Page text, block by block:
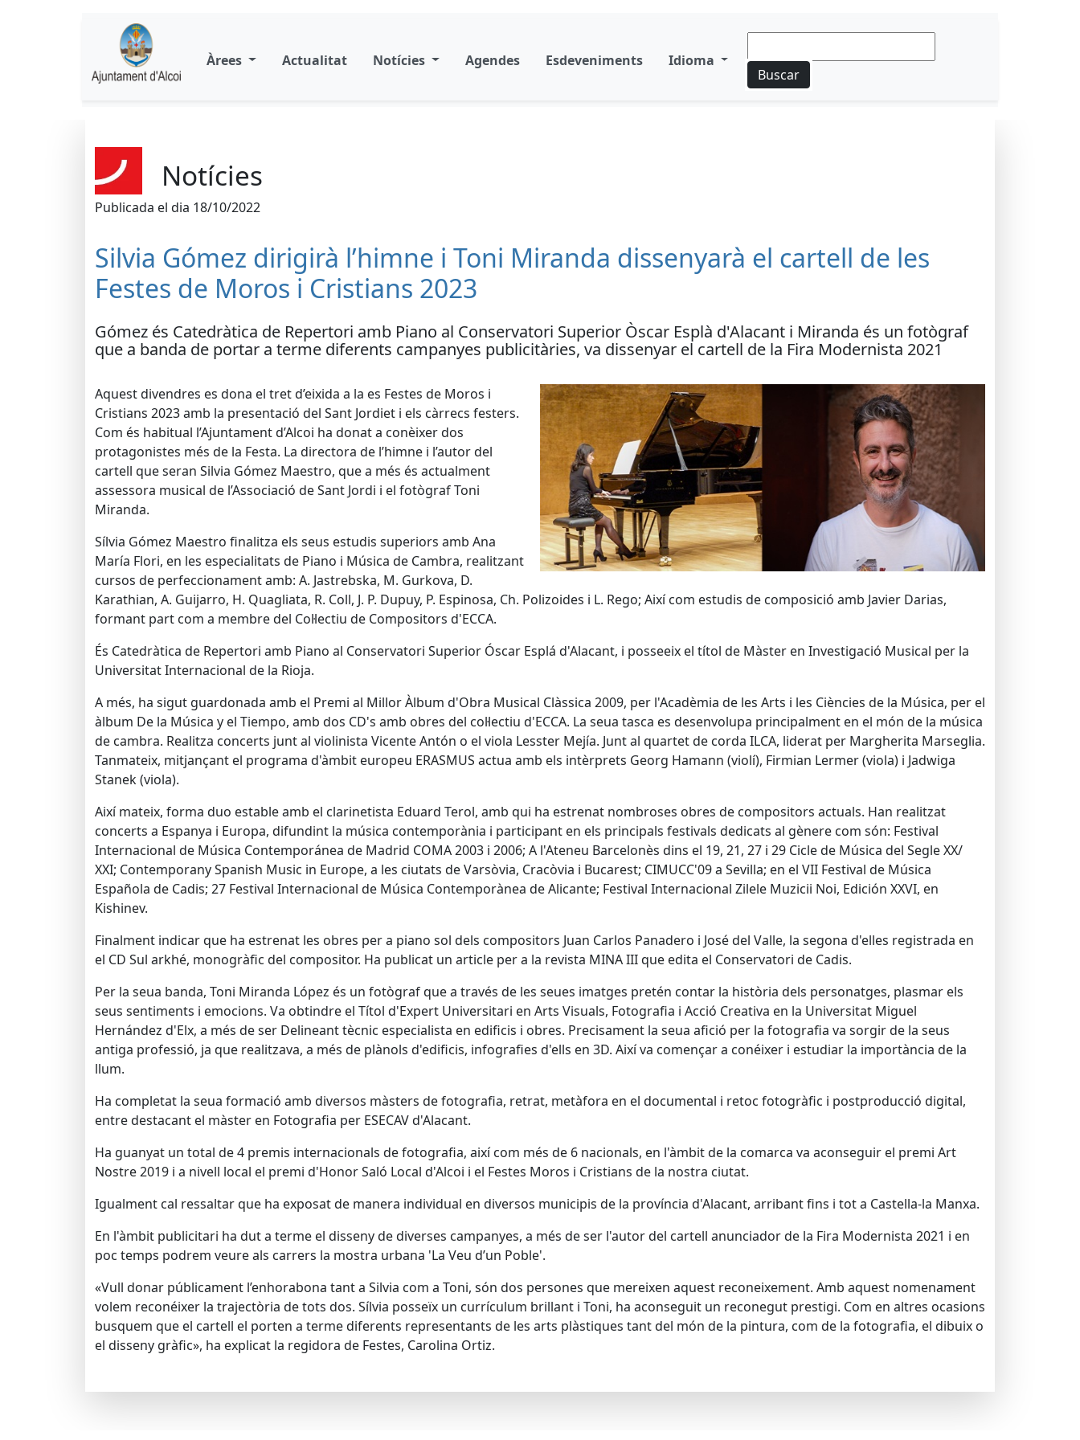
Àrees Actualitat Notícies Agendes Esdeveniments
Idioma
Buscar
Notícies
Publicada el dia 18/10/2022
Silvia Gómez dirigirà l’himne i Toni Miranda dissenyarà el cartell de les
Festes de Moros i Cristians 2023
Gómez és Catedràtica de Repertori amb Piano al Conservatori Superior Òscar Esplà d'Alacant i Miranda és un fotògraf
que a banda de portar a terme diferents campanyes publicitàries, va dissenyar el cartell de la Fira Modernista 2021
Aquest divendres es dona el tret d’eixida a la es Festes de Moros i
Cristians 2023 amb la presentació del Sant Jordiet i els càrrecs festers.
Com és habitual l’Ajuntament d’Alcoi ha donat a conèixer dos
protagonistes més de la Festa. La directora de l’himne i l’autor del
cartell que seran Silvia Gómez Maestro, que a més és actualment
assessora musical de l’Associació de Sant Jordi i el fotògraf Toni
Miranda.
Sílvia Gómez Maestro finalitza els seus estudis superiors amb Ana
María Flori, en les especialitats de Piano i Música de Cambra, realitzant
cursos de perfeccionament amb: A. Jastrebska, M. Gurkova, D.
Karathian, A. Guijarro, H. Quagliata, R. Coll, J. P. Dupuy, P. Espinosa, Ch. Polizoides i L. Rego; Així com estudis de composició amb Javier Darias,
formant part com a membre del Col·lectiu de Compositors d'ECCA.
És Catedràtica de Repertori amb Piano al Conservatori Superior Óscar Esplá d'Alacant, i posseeix el títol de Màster en Investigació Musical per la
Universitat Internacional de la Rioja.
A més, ha sigut guardonada amb el Premi al Millor Àlbum d'Obra Musical Clàssica 2009, per l'Acadèmia de les Arts i les Ciències de la Música, per el
àlbum De la Música y el Tiempo, amb dos CD's amb obres del col·lectiu d'ECCA. La seua tasca es desenvolupa principalment en el món de la música
de cambra. Realitza concerts junt al violinista Vicente Antón o el viola Lesster Mejía. Junt al quartet de corda ILCA, liderat per Margherita Marseglia.
Tanmateix, mitjançant el programa d'àmbit europeu ERASMUS actua amb els intèrprets Georg Hamann (violí), Firmian Lermer (viola) i Jadwiga
Stanek (viola).
Així mateix, forma duo estable amb el clarinetista Eduard Terol, amb qui ha estrenat nombroses obres de compositors actuals. Han realitzat
concerts a Espanya i Europa, difundint la música contemporània i participant en els principals festivals dedicats al gènere com són: Festival
Internacional de Música Contemporánea de Madrid COMA 2003 i 2006; A l'Ateneu Barcelonès dins el 19, 21, 27 i 29 Cicle de Música del Segle XX/
XXI; Contemporany Spanish Music in Europe, a les ciutats de Varsòvia, Cracòvia i Bucarest; CIMUCC'09 a Sevilla; en el VII Festival de Música
Española de Cadis; 27 Festival Internacional de Música Contemporànea de Alicante; Festival Internacional Zilele Muzicii Noi, Edición XXVI, en
Kishinev.
Finalment indicar que ha estrenat les obres per a piano sol dels compositors Juan Carlos Panadero i José del Valle, la segona d'elles registrada en
el CD Sul arkhé, monogràfic del compositor. Ha publicat un article per a la revista MINA III que edita el Conservatori de Cadis.
Per la seua banda, Toni Miranda López és un fotògraf que a través de les seues imatges pretén contar la història dels personatges, plasmar els
seus sentiments i emocions. Va obtindre el Títol d'Expert Universitari en Arts Visuals, Fotografia i Acció Creativa en la Universitat Miguel
Hernández d'Elx, a més de ser Delineant tècnic especialista en edificis i obres. Precisament la seua afició per la fotografia va sorgir de la seus
antiga professió, ja que realitzava, a més de plànols d'edificis, infografies d'ells en 3D. Així va començar a conéixer i estudiar la importància de la
llum.
Ha completat la seua formació amb diversos màsters de fotografia, retrat, metàfora en el documental i retoc fotogràfic i postproducció digital,
entre destacant el màster en Fotografia per ESECAV d'Alacant.
Ha guanyat un total de 4 premis internacionals de fotografia, així com més de 6 nacionals, en l'àmbit de la comarca va aconseguir el premi Art
Nostre 2019 i a nivell local el premi d'Honor Saló Local d'Alcoi i el Festes Moros i Cristians de la nostra ciutat.
Igualment cal ressaltar que ha exposat de manera individual en diversos municipis de la província d'Alacant, arribant fins i tot a Castella-la Manxa.
En l'àmbit publicitari ha dut a terme el disseny de diverses campanyes, a més de ser l'autor del cartell anunciador de la Fira Modernista 2021 i en
poc temps podrem veure als carrers la mostra urbana 'La Veu d’un Poble'.
«Vull donar públicament l’enhorabona tant a Silvia com a Toni, són dos persones que mereixen aquest reconeixement. Amb aquest nomenament
volem reconéixer la trajectòria de tots dos. Sílvia posseïx un currículum brillant i Toni, ha aconseguit un reconegut prestigi. Com en altres ocasions
busquem que el cartell el porten a terme diferents representants de les arts plàstiques tant del món de la pintura, com de la fotografia, el dibuix o
el disseny gràfic», ha explicat la regidora de Festes, Carolina Ortiz.